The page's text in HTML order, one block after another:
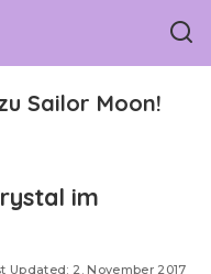
Sailor Moon!
im
Updated: 2. November 2017